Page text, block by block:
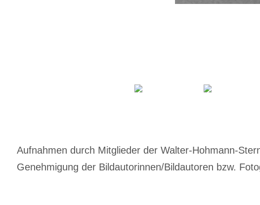
Aufnahmen durch Mitglieder der Walter-Hohmann-
Genehmigung der Bildautorinnen/Bildautoren bzw.